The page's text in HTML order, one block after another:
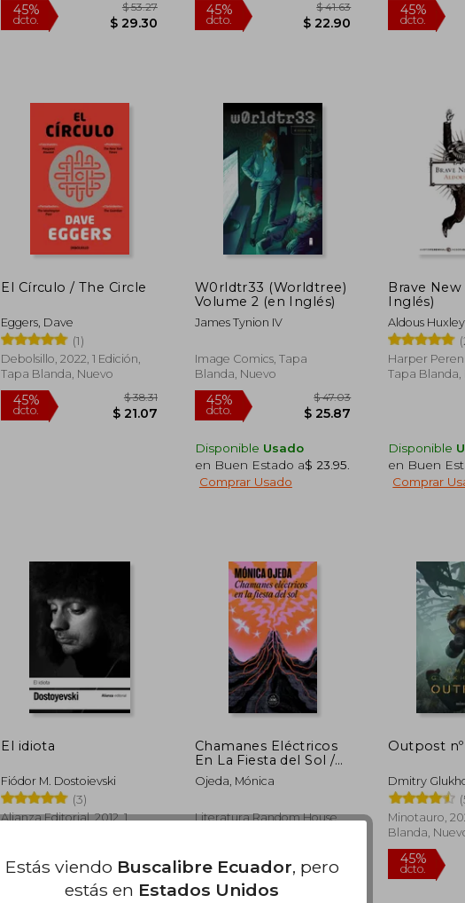
45%
dcto.
45%
$ 22.90
El Círculo / The Circle
Eggers, Dave
(1)
Debolsillo, 2022, 1 Edición,
Tapa Blanda, Nuevo
45%
W0rldtr33 (Worldtree)
Volume 2 (en Inglés)
James Tynion IV
Image Comics, Tapa
Blanda, Nuevo
45%
dcto.
$ 47.03
$ 25.87
Disponible Usado
en Buen Estado a$ 23.95
Comprar Usado
Brave
Inglés)
Aldous Huxley
Harper
Tapa Blanda,
Disponible
en Buen
Comprar
El idiota
Fiódor M. Dostoievski
(3)
Alianza Editorial, 2012, 1
Chamanes Eléctricos
En La Fiesta del Sol /
Electric Shamans at
the Festival of T He
Ojeda, Mónica
Literatura Random House,
Outpost nº
Dmitry
Minotauro,
Blanda,
Estás viendo Buscalibre Ecuador, pero
estás en Estados Unidos